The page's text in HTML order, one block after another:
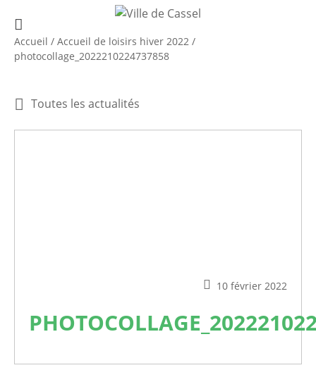
Accueil / Accueil de loisirs hiver 2022 /
photocollage_2022210224737858
Toutes les actualités
10 février 2022